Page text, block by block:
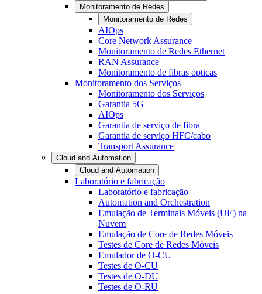
Monitoramento de Redes
Monitoramento de Redes
AIOps
Core Network Assurance
Monitoramento de Redes Ethernet
RAN Assurance
Monitoramento de fibras ópticas
Monitoramento dos Serviços
Monitoramento dos Serviços
Garantia 5G
AIOps
Garantia de serviço de fibra
Garantia de serviço HFC/cabo
Transport Assurance
Cloud and Automation
Cloud and Automation
Laboratório e fabricação
Laboratório e fabricação
Automation and Orchestration
Emulação de Terminais Móveis (UE) na
Nuvem
Emulação de Core de Redes Móveis
Testes de Core de Redes Móveis
Emulador de O-CU
Testes de O-CU
Testes de O-DU
Testes de O-RU